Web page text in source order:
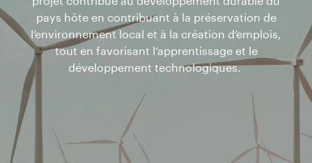
pays hôte en contribuant à la préservation de
l’environnement local et à la création d’emplois,
tout en favorisant l’apprentissage et le
développement technologiques.